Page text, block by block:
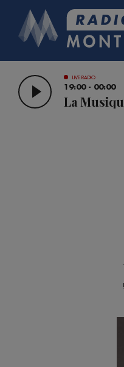
LIVE RADIO
19:00 - 00:00